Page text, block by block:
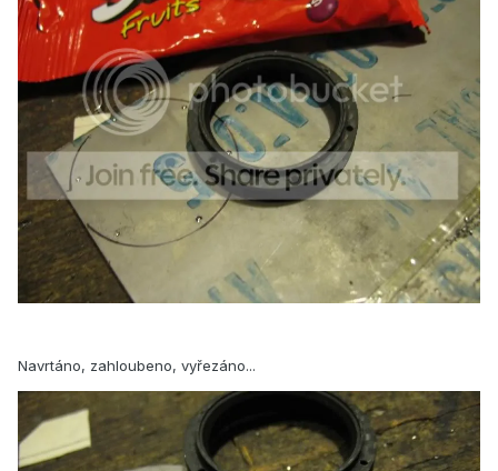
Navrtáno, zahloubeno, vyřezáno...